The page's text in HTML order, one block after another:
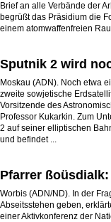
Brief an alle Verbände der
begrüßt das Präsidium die
einem atomwaffenfreien
Sputnik 2 wird
Moskau (ADN). Noch etwa
zweite sowjetische
Vorsitzende des
Professor Kukarkin. Zum
2 auf seiner elliptischen
und befindet ...
Pfarrer
Worbis (ADN/ND). In der
Abseitsstehen geben,
einer Aktivkonferenz der